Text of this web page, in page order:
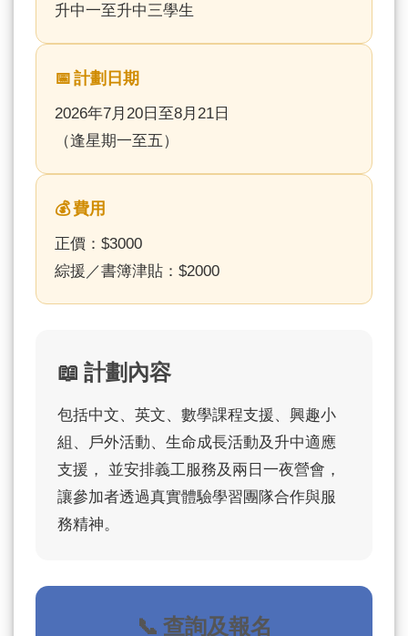
升中一至升中三學生
📅 計劃日期
2026年7月20日至8月21日
（逢星期一至五）
💰 費用
正價：$3000
綜援／書簿津貼：$2000
📖 計劃內容
包括中文、英文、數學課程支援、興趣小
組、戶外活動、生命成長活動及升中適應
支援， 並安排義工服務及兩日一夜營會，
讓參加者透過真實體驗學習團隊合作與服
務精神。
📞 查詢及報名